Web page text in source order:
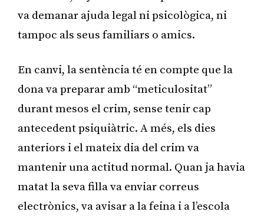
va demanar ajuda legal ni psicològica, ni
tampoc als seus familiars o amics.
En canvi, la sentència té en compte que la
dona va preparar amb “meticulositat”
durant mesos el crim, sense tenir cap
antecedent psiquiàtric. A més, els dies
anteriors i el mateix dia del crim va
mantenir una actitud normal. Quan ja havia
matat la seva filla va enviar correus
electrònics, va avisar a la feina i a l’escola